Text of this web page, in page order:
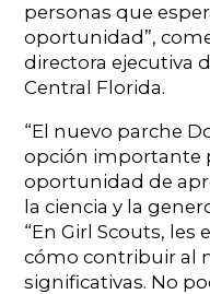
personas que
oportunidad”,
directora ejecutiva
Central Florida.
“El nuevo parche
opción importante
oportunidad de
la ciencia y la
“En Girl Scouts, les
cómo contribuir al
significativas. No